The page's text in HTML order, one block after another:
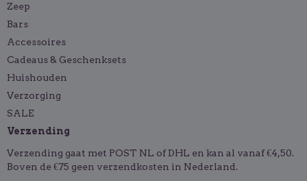
Zeep
Bars
Accessoires
Cadeaus & Geschenksets
Huishouden
Verzorging
SALE
Verzending
Verzending gaat met POST NL of DHL en kan al vanaf €4,50.
Boven de €75 geen verzendkosten in Nederland.